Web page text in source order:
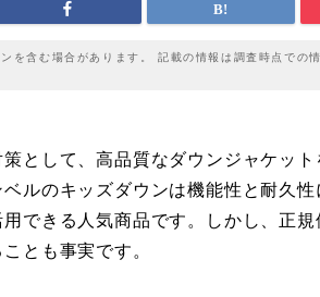
を含む場合があります。 記載の情報は調査時点での
として、高品質なダウンジャケッ
ベルのキッズダウンは機能性と耐久
できる人気商品です。しかし、正
とも事実です。